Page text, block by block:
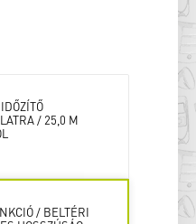
/ 25,0 M
/ BELTÉRI